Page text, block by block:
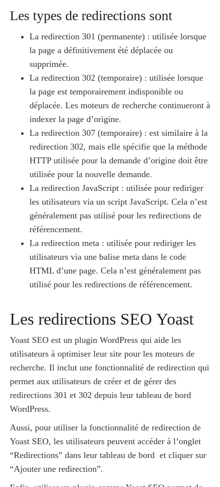
Les types de redirections sont
La redirection 301 (permanente) : utilisée lorsque
la page a définitivement été déplacée ou
supprimée.
La redirection 302 (temporaire) : utilisée lorsque
la page est temporairement indisponible ou
déplacée. Les moteurs de recherche continueront à
indexer la page d’origine.
La redirection 307 (temporaire) : est similaire à la
redirection 302, mais elle spécifie que la méthode
HTTP utilisée pour la demande d’origine doit être
utilisée pour la nouvelle demande.
La redirection JavaScript : utilisée pour rediriger
les utilisateurs via un script JavaScript. Cela n’est
généralement pas utilisé pour les redirections de
référencement.
La redirection meta : utilisée pour rediriger les
utilisateurs via une balise meta dans le code
HTML d’une page. Cela n’est généralement pas
utilisé pour les redirections de référencement.
Les redirections SEO Yoast
Yoast SEO est un plugin WordPress qui aide les
utilisateurs à optimiser leur site pour les moteurs de
recherche. Il inclut une fonctionnalité de redirection qui
permet aux utilisateurs de créer et de gérer des
redirections 301 et 302 depuis leur tableau de bord
WordPress.
Aussi, pour utiliser la fonctionnalité de redirection de
Yoast SEO, les utilisateurs peuvent accéder à l’onglet
“Redirections” dans leur tableau de bord et cliquer sur
“Ajouter une redirection”.